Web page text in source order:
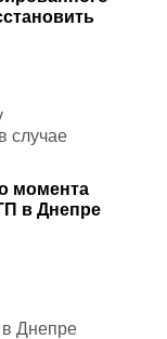
случае
момента
в Днепре
Днепре